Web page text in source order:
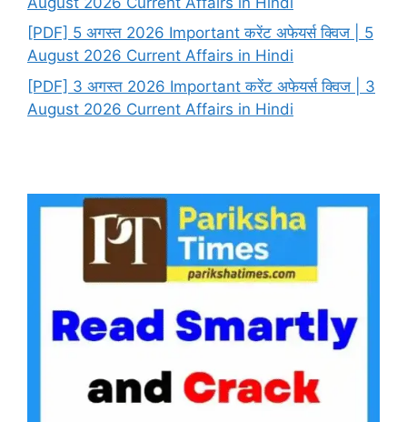
[PDF] 5 अगस्त 2026 Important करेंट अफेयर्स क्विज | 5
August 2026 Current Affairs in Hindi
[PDF] 3 अगस्त 2026 Important करेंट अफेयर्स क्विज | 3
August 2026 Current Affairs in Hindi